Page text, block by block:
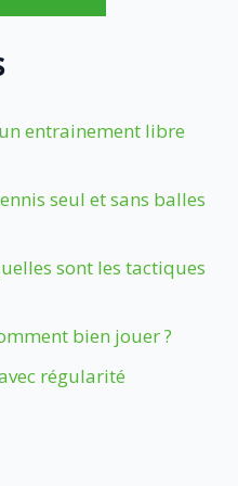
entrainement libre
seul et sans balles
sont les tactiques
bien jouer ?
régularité